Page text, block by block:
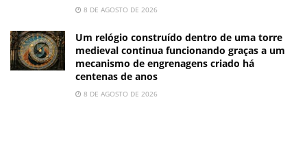
8 DE AGOSTO DE 2026
Um relógio construído dentro de uma torre
medieval continua funcionando graças a um
mecanismo de engrenagens criado há
centenas de anos
8 DE AGOSTO DE 2026